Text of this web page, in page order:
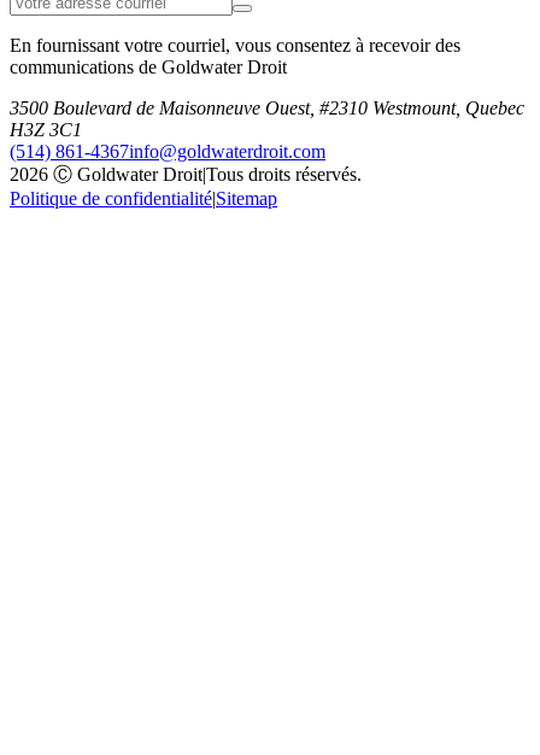
En fournissant votre courriel, vous consentez à recevoir des
communications de Goldwater Droit
3500 Boulevard de Maisonneuve Ouest, #2310 Westmount, Quebec
H3Z 3C1
(514) 861-4367info@goldwaterdroit.com
2026 Ⓒ Goldwater Droit|Tous droits réservés.
Politique de confidentialité|Sitemap